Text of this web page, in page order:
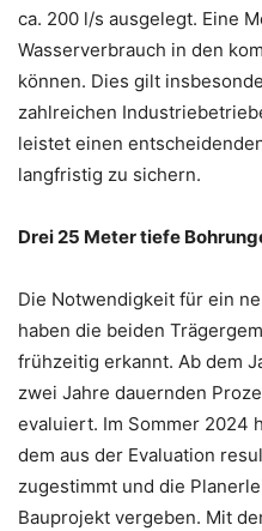
ca. 200 l/s ausgelegt. Eine
Wasserverbrauch in den
können. Dies gilt
zahlreichen
leistet einen
langfristig zu sichern.
Drei 25 Meter tiefe
Die Notwendigkeit für ein
haben die beiden
frühzeitig erkannt. Ab dem
zwei Jahre dauernden
evaluiert. Im Sommer 2024
dem aus der Evaluation
zugestimmt und die
Bauprojekt vergeben. Mit